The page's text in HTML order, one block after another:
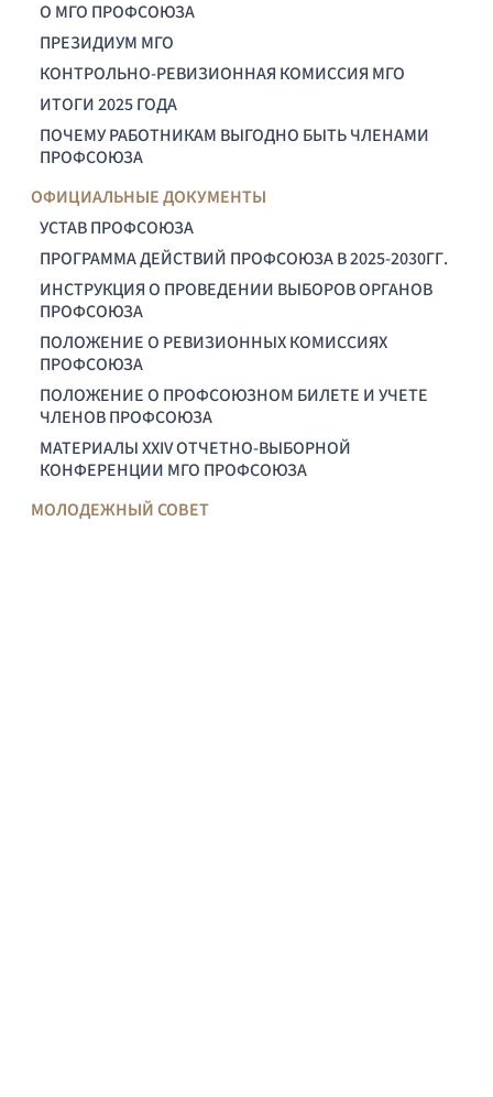
О МГО ПРОФСОЮЗА
ПРЕЗИДИУМ МГО
КОНТРОЛЬНО-РЕВИЗИОННАЯ КОМИССИЯ МГО
ИТОГИ 2025 ГОДА
ПОЧЕМУ РАБОТНИКАМ ВЫГОДНО БЫТЬ ЧЛЕНАМИ
ПРОФСОЮЗА
ОФИЦИАЛЬНЫЕ ДОКУМЕНТЫ
УСТАВ ПРОФСОЮЗА
ПРОГРАММА ДЕЙСТВИЙ ПРОФСОЮЗА В 2025-2030ГГ.
ИНСТРУКЦИЯ О ПРОВЕДЕНИИ ВЫБОРОВ ОРГАНОВ
ПРОФСОЮЗА
ПОЛОЖЕНИЕ О РЕВИЗИОННЫХ КОМИССИЯХ
ПРОФСОЮЗА
ПОЛОЖЕНИЕ О ПРОФСОЮЗНОМ БИЛЕТЕ И УЧЕТЕ
ЧЛЕНОВ ПРОФСОЮЗА
МАТЕРИАЛЫ XXIV ОТЧЕТНО-ВЫБОРНОЙ
КОНФЕРЕНЦИИ МГО ПРОФСОЮЗА
МОЛОДЕЖНЫЙ СОВЕТ